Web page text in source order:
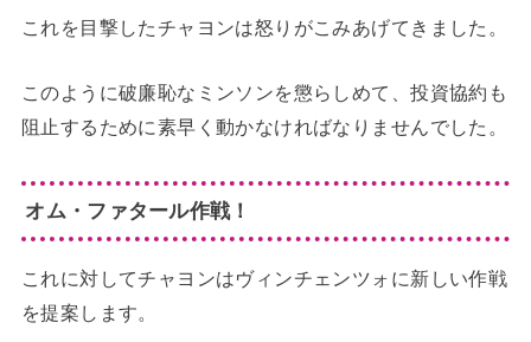
これを目撃したチャヨンは怒りがこみあげてきました。
このように破廉恥なミンソンを懲らしめて、投資協約も
阻止するために素早く動かなければなりませんでした。
オム・ファタール作戦！
これに対してチャヨンはヴィンチェンツォに新しい作戦
を提案します。